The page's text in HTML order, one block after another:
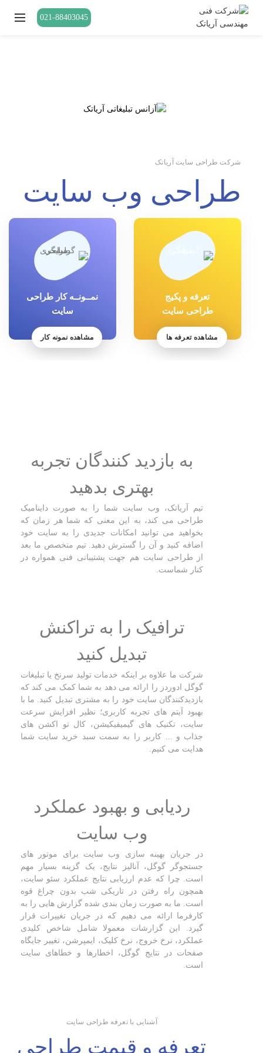
021-88403045
شرکت طراحی سایت آریاتک
طراحی وب سایت
نمــونــه کار طراحی
سایت
مشاهده نمونه کار
تعرفه و پکیج
طراحی سایت
مشاهده تعرفه ها
به بازدید کنندگان تجربه
بهتری بدهید
تیم آریاتک، وب سایت شما را به صورت داینامیک
طراحی می کند، به این معنی که شما هر زمان که
بخواهید می توانید امکانات جدیدی را به سایت خود
اضافه کنید و آن را گسترش دهید. تیم متخصص ما بعد
از طراحی سایت هم جهت پشتیبانی فنی همواره در
کنار شماست.
ترافیک را به تراکنش
تبدیل کنید
شرکت ما علاوه بر اینکه خدمات تولید سرنخ یا تبلیغات
گوگل ادوردز را ارائه می دهد به شما کمک می کند که
بازدیدکنندگان سایت خود را به مشتری تبدیل کنید. ما با
بهبود آیتم های تجربه کاربری؛ نظیر افزایش سرعت
سایت، تکنیک های گیمیفیکیشن، کال تو اکشن های
جذاب و ... کاربر را به سمت سبد خرید سایت شما
هدایت می کنیم.
ردیابی و بهبود عملکرد
وب سایت
در جریان بهینه سازی وب سایت برای موتور های
جستجوگر گوگل، آنالیز نتایج، یک گزینه بسیار مهم
است. چرا که عدم ارزیابی نتایج عملکرد سئو سایت،
همچون راه رفتن در تاریکی شب بدون چراغ قوه
است. ما به صورت زمان بندی شده گزارش هایی را به
کارفرما ارائه می دهیم که در جریان تغییرات قرار
گیرد. این گزارشات معمولا شامل شاخص کلیدی
عملکرد، نرخ خروج، نرخ کلیک، ایمپرشن، تغییر جایگاه
صفحات در نتایج گوگل، اخطارها و خطاهای سایت
است.
آشنایی با تعرفه طراحی سایت
تعرفه و قیمت طراحی